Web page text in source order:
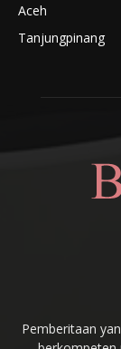
Aceh
Tanjungpinang
Pemberitaan